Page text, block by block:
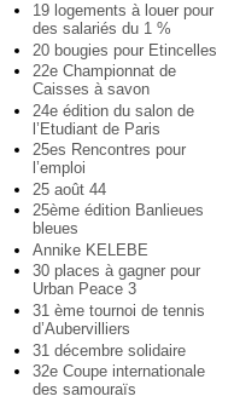
19 logements à louer pour
des salariés du 1 %
20 bougies pour Etincelles
22e Championnat de
Caisses à savon
24e édition du salon de
l’Etudiant de Paris
25es Rencontres pour
l’emploi
25 août 44
25ème édition Banlieues
bleues
Annike KELEBE
30 places à gagner pour
Urban Peace 3
31 ème tournoi de tennis
d’Aubervilliers
31 décembre solidaire
32e Coupe internationale
des samouraïs